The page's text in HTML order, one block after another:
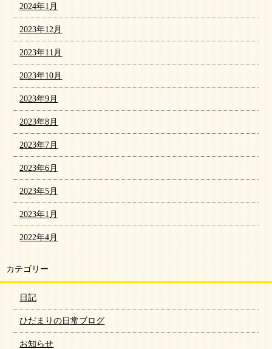
2024年1月
2023年12月
2023年11月
2023年10月
2023年9月
2023年8月
2023年7月
2023年6月
2023年5月
2023年1月
2022年4月
カテゴリー
日記
ひだまりの日常ブログ
お知らせ